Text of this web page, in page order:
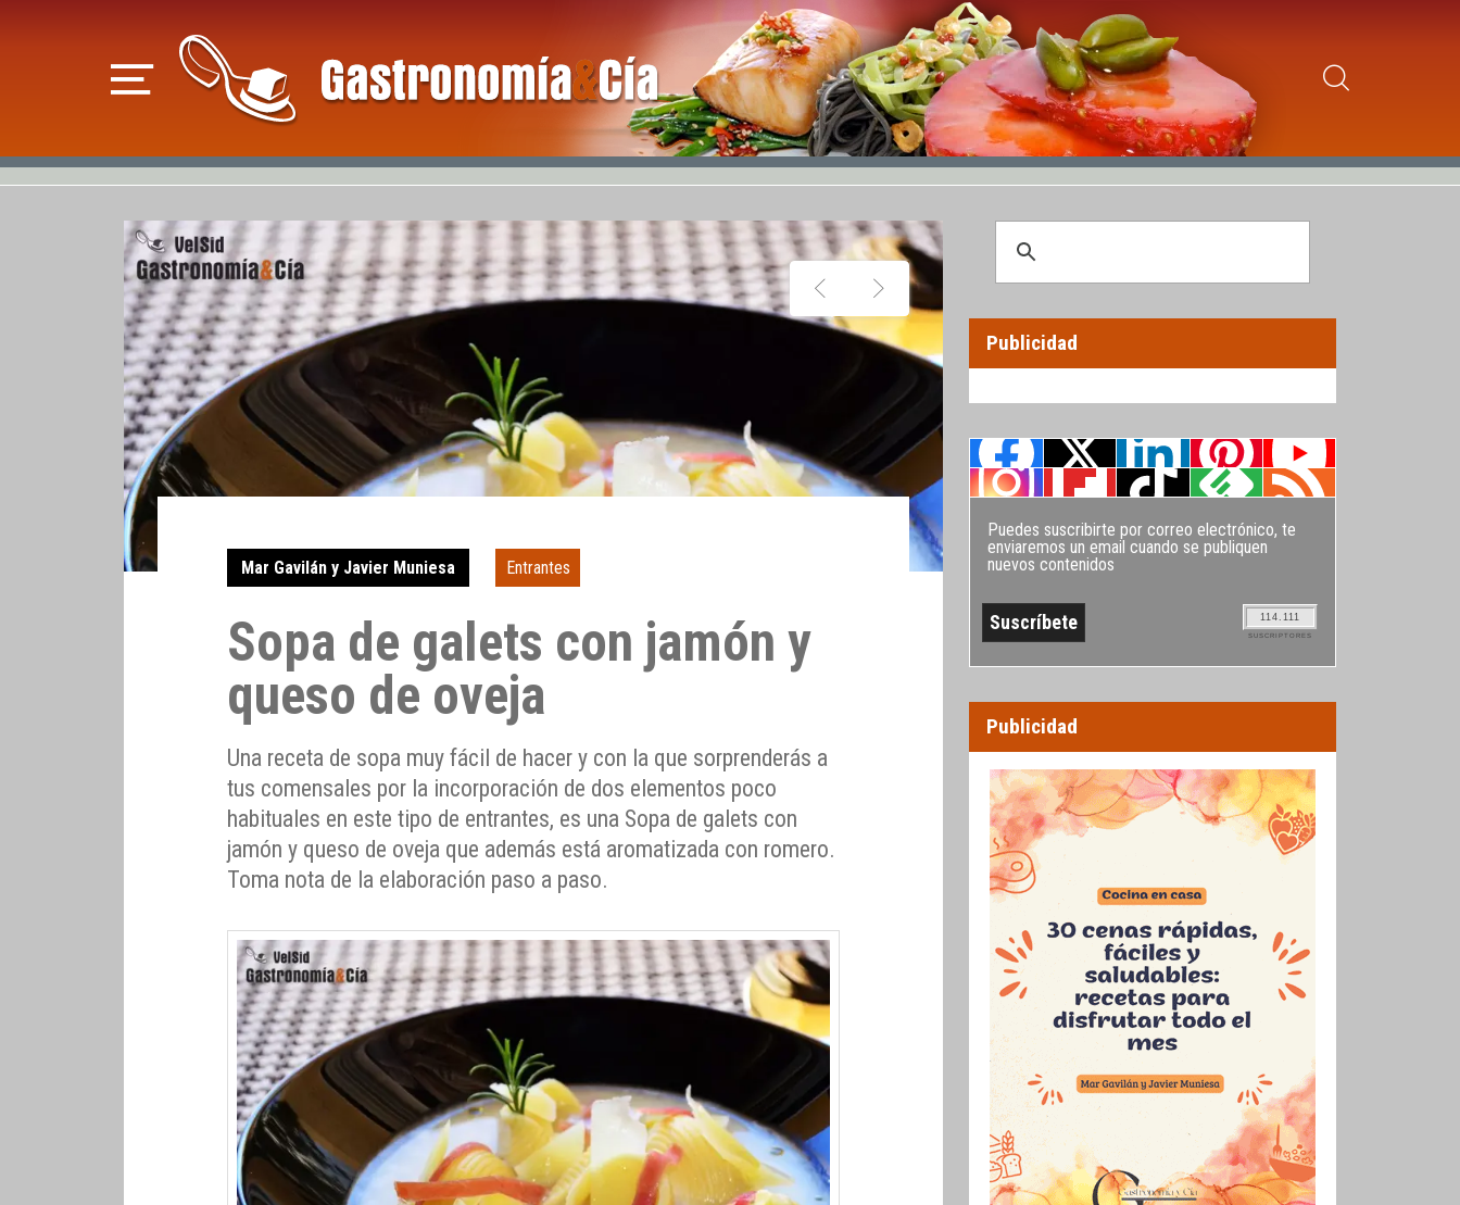
Mar Gavilán y Javier Muniesa Entrantes
Sopa de galets con jamón y
queso de oveja
Una receta de sopa muy fácil de hacer y con la que sorprenderás a
tus comensales por la incorporación de dos elementos poco
habituales en este tipo de entrantes, es una Sopa de galets con
jamón y queso de oveja que además está aromatizada con romero.
Toma nota de la elaboración paso a paso.
Publicidad
Puedes suscribirte por correo electrónico, te
enviaremos un email cuando se publiquen
nuevos contenidos
114.111
SUSCRIPTORES
Publicidad